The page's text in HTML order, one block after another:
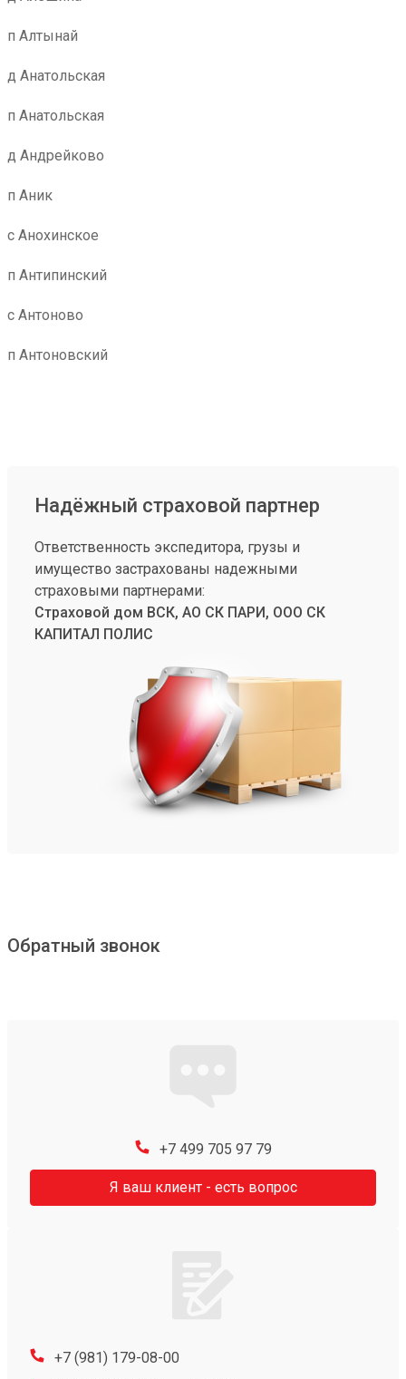
п Алтынай
д Анатольская
п Анатольская
д Андрейково
п Аник
с Анохинское
п Антипинский
с Антоново
п Антоновский
Надёжный страховой партнер
Ответственность экспедитора, грузы и
имущество застрахованы надежными
страховыми партнерами:
Страховой дом ВСК, АО СК ПАРИ, ООО СК
КАПИТАЛ ПОЛИС
Обратный звонок
+7 499 705 97 79
Я ваш клиент - есть вопрос
+7 (981) 179-08-00